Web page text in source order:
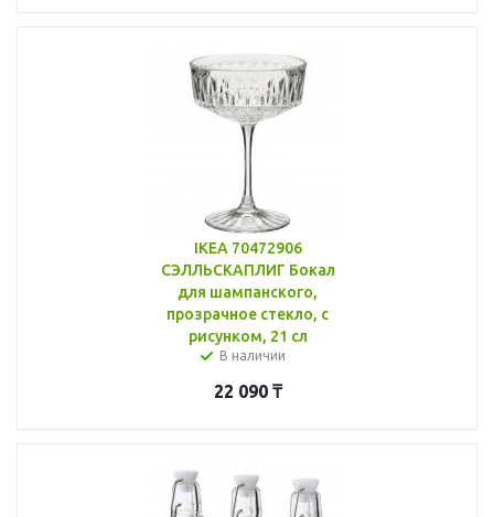
IKEA 70472906
СЭЛЛЬСКАПЛИГ Бокал
для шампанского,
прозрачное стекло, с
рисунком, 21 сл
В наличии
22 090₸